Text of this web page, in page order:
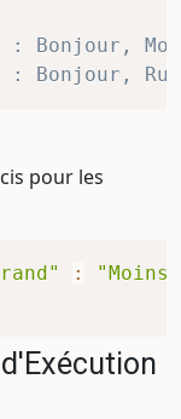
Bonjour,
: Bonjour,
pour les
:
"Moins